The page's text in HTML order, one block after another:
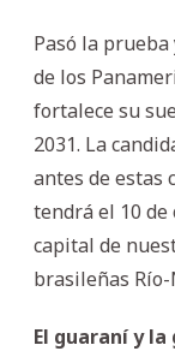
Pasó la
de los
fortalece su
2031. La
antes de estas
tendrá el 10 de
capital de
brasileñas
El guaraní y